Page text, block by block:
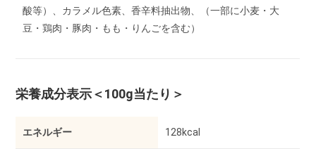
酸等）、カラメル色素、香辛料抽出物、（一部に小麦・大
豆・鶏肉・豚肉・もも・りんごを含む）
栄養成分表示＜100g当たり＞
エネルギー 128kcal